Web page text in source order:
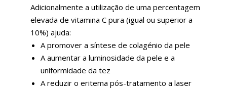
Adicionalmente a utilização de uma percentagem
elevada de vitamina C pura (igual ou superior a
10%) ajuda:
A promover a síntese de colagénio da pele
A aumentar a luminosidade da pele e a
uniformidade da tez
A reduzir o eritema pós-tratamento a laser